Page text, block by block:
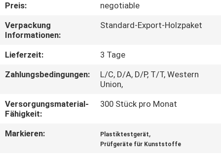
TRETEN
SIE
MIT
UNS
VERBINDUNG
FORDERN
Preis:
negotiable
Verpackung
Informationen:
Standard-Export-Holzpaket
Lieferzeit:
3 Tage
Zahlungsbedingungen:
L/C, D/A, D/P, T/T, Western
Union,
Versorgungsmaterial-
Fähigkeit:
300 Stück pro Monat
Markieren: Plastiktestgerät,
Prüfgeräte für Kunststoffe